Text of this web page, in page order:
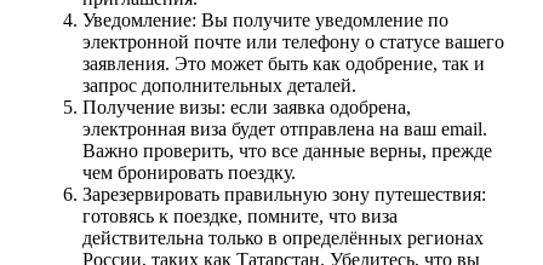
Уведомление: Вы получите уведомление по
электронной почте или телефону о статусе вашего
заявления. Это может быть как одобрение, так и
запрос дополнительных деталей.
Получение визы: если заявка одобрена,
электронная виза будет отправлена на ваш email.
Важно проверить, что все данные верны, прежде
чем бронировать поездку.
Зарезервировать правильную зону путешествия:
готовясь к поездке, помните, что виза
действительна только в определённых регионах
России, таких как Татарстан. Убедитесь, что вы